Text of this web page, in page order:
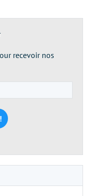
recevoir nos